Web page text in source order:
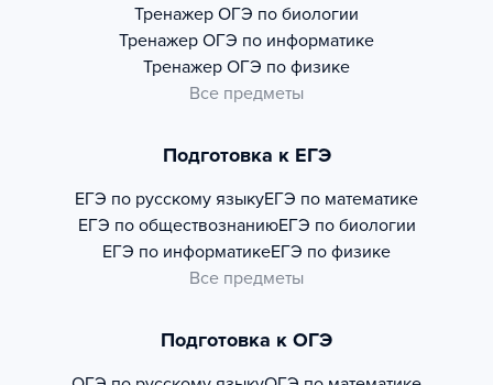
Тренажер ОГЭ по биологии
Тренажер ОГЭ по информатике
Тренажер ОГЭ по физике
Все предметы
Подготовка к ЕГЭ
ЕГЭ по русскому языкуЕГЭ по математике
ЕГЭ по обществознаниюЕГЭ по биологии
ЕГЭ по информатикеЕГЭ по физике
Все предметы
Подготовка к ОГЭ